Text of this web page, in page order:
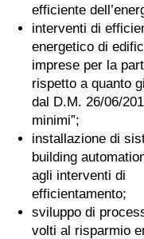
efficiente
interventi di
energetico di
imprese per la
rispetto a quanto
dal D.M. 26/06/
minimi”;
installazione di
building
agli interventi di
efficientamento;
sviluppo di
volti al risparmio